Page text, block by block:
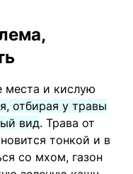
места и кислую
отбирая у травы
вид. Трава от
тонкой и в
со мхом, газон